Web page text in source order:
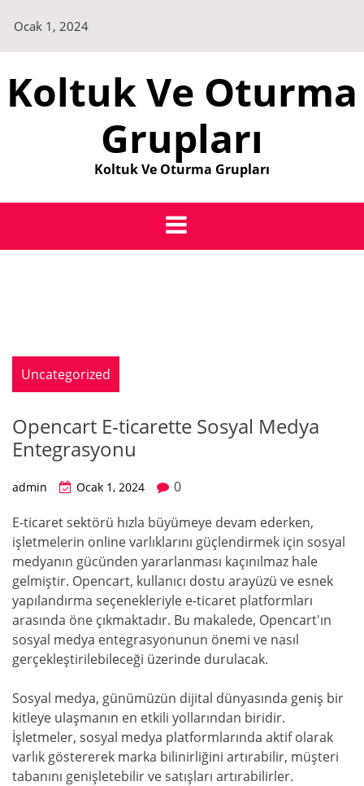
content
Ocak 1, 2024
Koltuk Ve Oturma
Grupları
Koltuk Ve Oturma Grupları
Uncategorized
Opencart E-ticarette Sosyal Medya
Entegrasyonu
admin Ocak 1, 2024
0
E-ticaret sektörü hızla büyümeye devam ederken,
işletmelerin online varlıklarını güçlendirmek için sosyal
medyanın gücünden yararlanması kaçınılmaz hale
gelmiştir. Opencart, kullanıcı dostu arayüzü ve esnek
yapılandırma seçenekleriyle e-ticaret platformları
arasında öne çıkmaktadır. Bu makalede, Opencart'ın
sosyal medya entegrasyonunun önemi ve nasıl
gerçekleştirilebileceği üzerinde durulacak.
Sosyal medya, günümüzün dijital dünyasında geniş bir
kitleye ulaşmanın en etkili yollarından biridir.
İşletmeler, sosyal medya platformlarında aktif olarak
varlık göstererek marka bilinirliğini artırabilir, müşteri
tabanını genişletebilir ve satışları artırabilirler.